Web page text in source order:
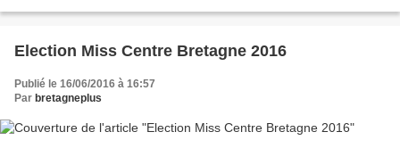
Election Miss Centre Bretagne 2016
Publié le 16/06/2016 à 16:57
Par bretagneplus